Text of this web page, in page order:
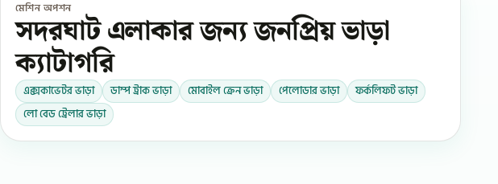
মেশিন অপশন
সদরঘাট এলাকার জন্য জনপ্রিয় ভাড়া
ক্যাটাগরি
এক্সকাভেটর ভাড়া ডাম্প ট্রাক ভাড়া মোবাইল ক্রেন ভাড়া পেলোডার ভাড়া
ফর্কলিফট ভাড়া
লো বেড ট্রেলার ভাড়া